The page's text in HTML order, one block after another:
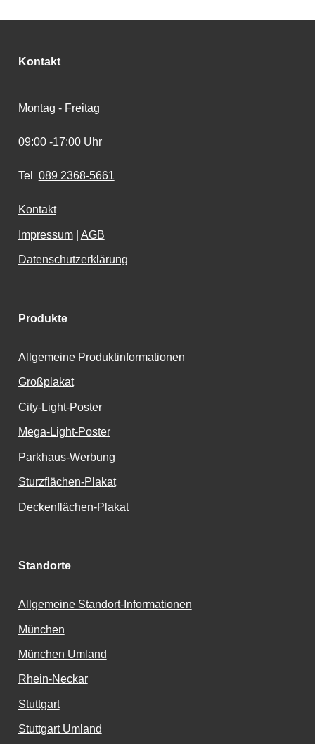
Kontakt
Montag - Freitag
09:00 -17:00 Uhr
Tel 089 2368-5661
Kontakt
Impressum| AGB
Datenschutzerklärung
Produkte
Allgemeine Produktinformationen
Großplakat
City-Light-Poster
Mega-Light-Poster
Parkhaus-Werbung
Sturzflächen-Plakat
Deckenflächen-Plakat
Standorte
Allgemeine Standort-Informationen
München
München Umland
Rhein-Neckar
Stuttgart
Stuttgart Umland